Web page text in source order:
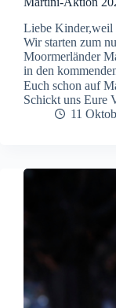
Liebe Kinder,weil
Wir starten zum
Moormerländer
in den
Euch schon auf
Schickt uns Eure
11